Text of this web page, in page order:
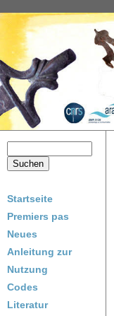
Startseite
Premiers pas
Neues
Anleitung zur
Nutzung
Codes
Literatur